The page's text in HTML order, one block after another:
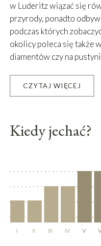
w Luderitz wiązać się
przyrody, ponadto
podczas których
okolicy poleca się także
diamentów czy na
CZYTAJ WIĘCEJ
−
Kiedy jechać?
I II III IV V